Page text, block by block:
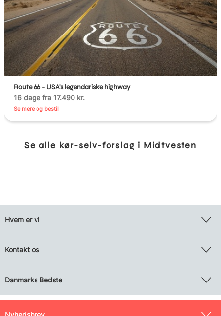
Route 66 - USA's legendariske highway
16 dage fra 17.490 kr.
Se mere og bestil
Se alle kør-selv-forslag i Midtvesten
Hvem er vi
Kontakt os
Danmarks Bedste
Nyhedsbrev